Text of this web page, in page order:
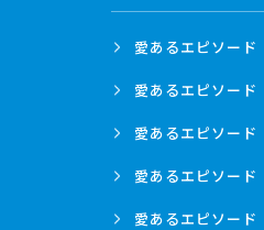
愛あるエピソード
愛あるエピソード
愛あるエピソード
愛あるエピソード
愛あるエピソード